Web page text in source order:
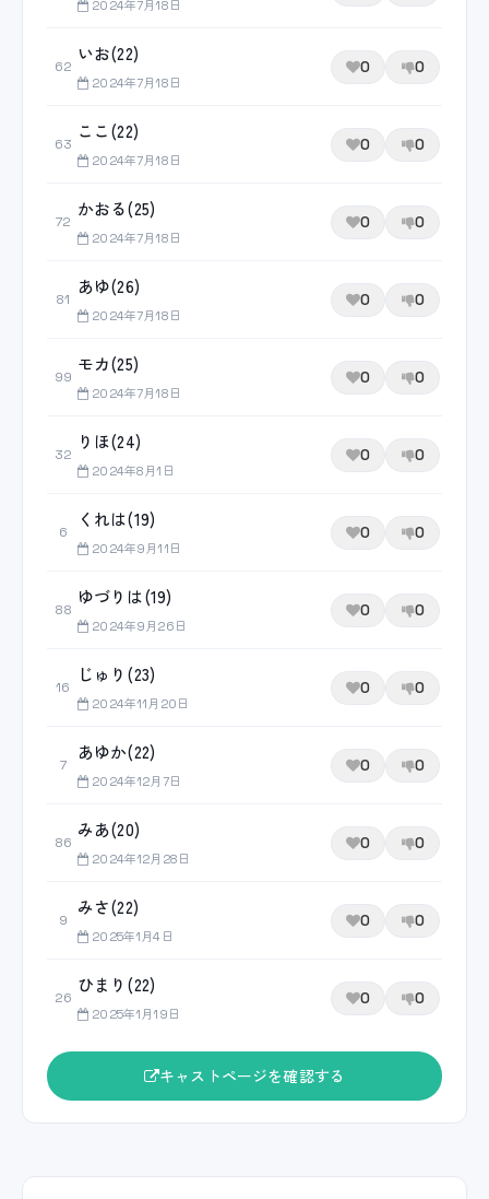
2024年7月18日
62
いお(22)
2024年7月18日
0 0
63
ここ(22)
2024年7月18日
0 0
72
かおる(25)
2024年7月18日
0 0
81
あゆ(26)
2024年7月18日
0 0
99
モカ(25)
2024年7月18日
0 0
32
りほ(24)
2024年8月1日
0 0
6
くれは(19)
2024年9月11日
0 0
88
ゆづりは(19)
2024年9月26日
0 0
16
じゅり(23)
2024年11月20日
0 0
7
あゆか(22)
2024年12月7日
0 0
86
みあ(20)
2024年12月28日
0 0
9
みさ(22)
2025年1月4日
0 0
26
ひまり(22)
2025年1月19日
0 0
キャストページを確認する